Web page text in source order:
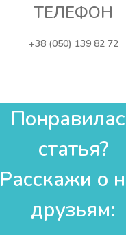
ТЕЛЕФОН
+38 (050) 139 82 72
статья?
Расскажи о
друзьям:​